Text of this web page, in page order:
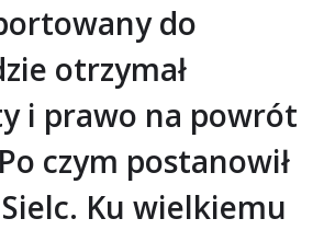
do
otrzymał
i prawo na powrót
czym postanowił
Ku wielkiemu